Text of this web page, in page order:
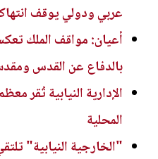
عربي ودولي يوقف
أعيان: مواقف الملك
بالدفاع عن القدس
الإدارية النيابية تُقر
المحلية
"الخارجية النيابية"